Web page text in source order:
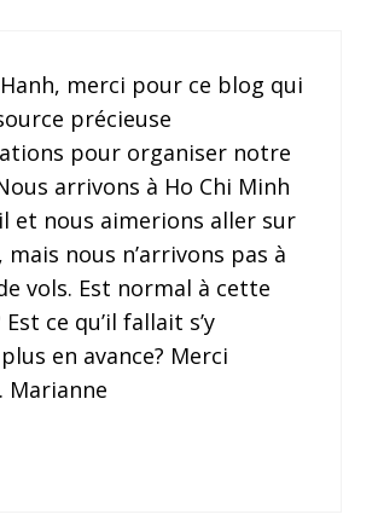
merci pour ce blog qui
précieuse
pour organiser notre
arrivons à Ho Chi Minh
et nous aimerions aller sur
mais nous n’arrivons pas à
vols. Est normal à cette
ce qu’il fallait s’y
en avance? Merci
Marianne